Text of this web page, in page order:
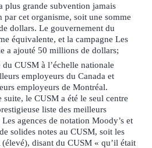
plus grande subvention jamais
par cet organisme, soit une somme
dollars. Le gouvernement du
équivalente, et la campagne Les
a ajouté 50 millions de dollars;
du CUSM à l’échelle nationale
employeurs du Canada et
employeurs de Montréal.
suite, le CUSM a été le seul centre
liste des meilleurs
agences de notation Moody’s et
solides notes au CUSM, soit les
disant du CUSM « qu’il était